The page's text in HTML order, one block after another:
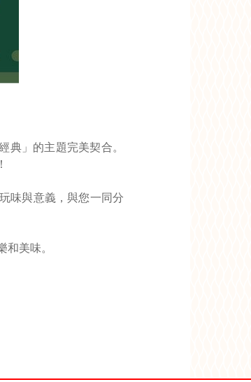
」的主題完美契合。
味與意義，與您一同分
美味。